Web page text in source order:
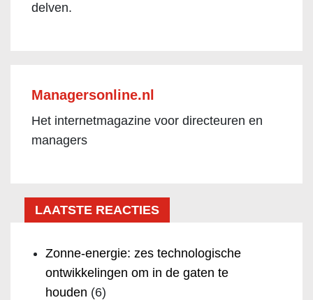
delven.
Managersonline.nl
Het internetmagazine voor directeuren en
managers
LAATSTE REACTIES
Zonne-energie: zes technologische
ontwikkelingen om in de gaten te
houden (6)